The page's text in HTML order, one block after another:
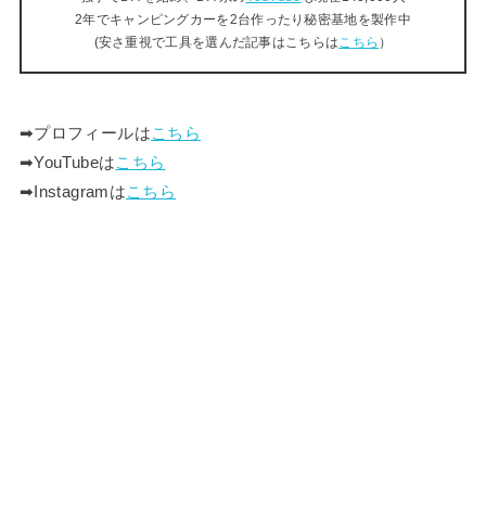
2年でキャンピングカーを2台作ったり秘密基地を製作中
(安さ重視で工具を選んだ記事はこちらは こちら ）
➡︎プロフィールはこちら
➡︎YouTubeはこちら
➡︎Instagramはこちら